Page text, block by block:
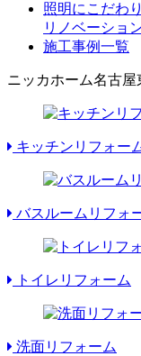
照明にこだわ
リノベーショ
施工事例一覧
ニッカホーム名古屋
キッチンリフォー
バスルームリフォ
トイレリフォーム
洗面リフォーム